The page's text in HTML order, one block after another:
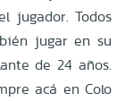
jugador. Todos
jugar en su
de 24 años.
acá en Colo